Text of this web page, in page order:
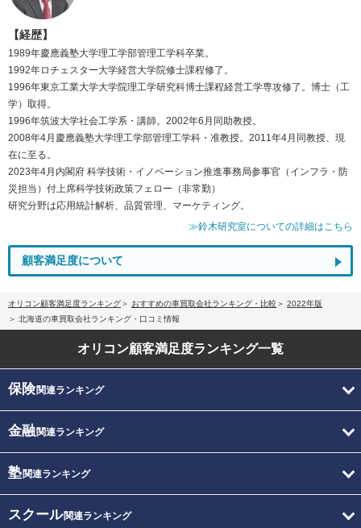
【経歴】
1989年慶應義塾大学理工学部管理工学科卒業。
1992年ロチェスター大学経営大学院修士課程修了。
1996年東京工業大学大学院理工学研究科博士課程経営工学専攻修了。博士（工
学）取得。
1996年筑波大学社会工学系・講師。2002年6月同助教授。
2008年4月慶應義塾大学理工学部管理工学科・准教授。2011年4月同教授、現
在に至る。
2023年4月内閣府 科学技術・イノベーション推進事務局参事官（インフラ・防
災担当）付上席科学技術政策フェロー（非常勤）
研究分野は応用統計解析、品質管理、マーケティング。
≫鈴木研究室についての詳細はこちら
顧客満足度について
オリコン顧客満足度ランキング おすすめの車買取会社ランキング・比較
2022年版
北海道の車買取会社ランキング・口コミ情報
オリコン顧客満足度ランキング一覧
保険関連ランキング
金融関連ランキング
塾関連ランキング
スクール関連ランキング